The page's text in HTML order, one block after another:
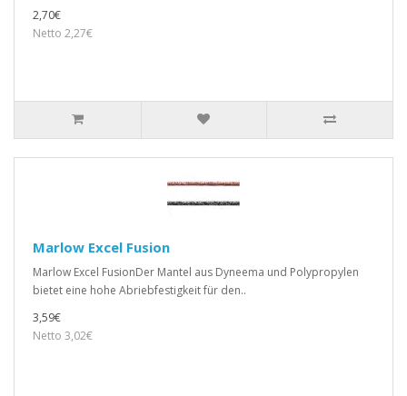
2,70€
Netto 2,27€
Marlow Excel Fusion
Marlow Excel FusionDer Mantel aus Dyneema und Polypropylen
bietet eine hohe Abriebfestigkeit für den..
3,59€
Netto 3,02€